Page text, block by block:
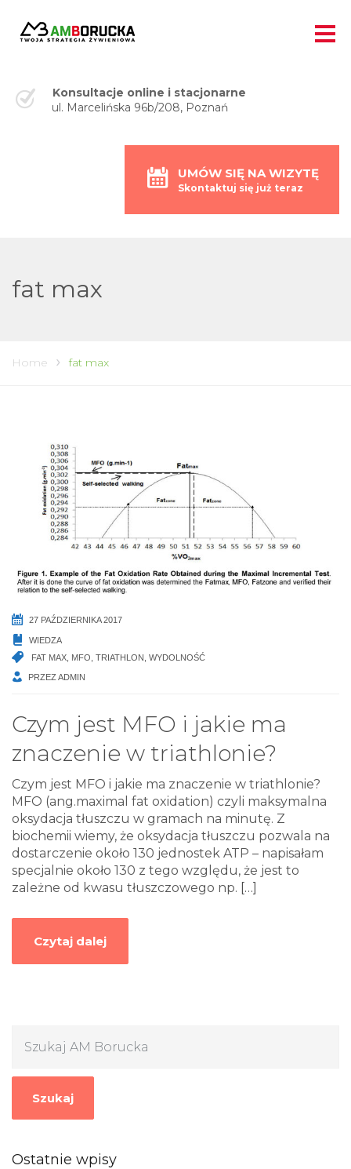
Konsultacje online i stacjonarne
ul. Marcelińska 96b/208, Poznań
UMÓW SIĘ NA WIZYTĘ
Skontaktuj się już teraz
fat max
Home fat max
27 PAŹDZIERNIKA 2017
WIEDZA
FAT MAX MFO TRIATHLON WYDOLNOŚĆ
PRZEZ ADMIN
Czym jest MFO i jakie ma
znaczenie w triathlonie?
Czym jest MFO i jakie ma znaczenie w triathlonie?
MFO (ang.maximal fat oxidation) czyli maksymalna
oksydacja tłuszczu w gramach na minutę. Z
biochemii wiemy, że oksydacja tłuszczu pozwala na
dostarczenie około 130 jednostek ATP – napisałam
specjalnie około 130 z tego względu, że jest to
zależne od kwasu tłuszczowego np. […]
Czytaj dalej
Szukaj
Ostatnie wpisy